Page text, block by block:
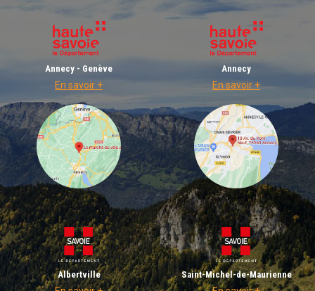
Annecy - Genève
En savoir +
Annecy
En savoir +
Albertville Saint-Michel-de-Maurienne